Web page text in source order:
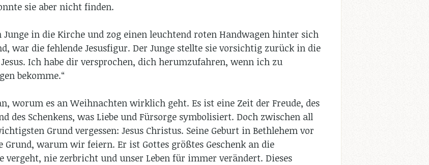
sie aber nicht finden.
in die Kirche und zog einen leuchtend roten Handwagen hinter sich
war die fehlende Jesusfigur. Der Junge stellte sie vorsichtig zurück in die
Ich habe dir versprochen, dich herumzufahren, wenn ich zu
bekomme.“
worum es an Weihnachten wirklich geht. Es ist eine Zeit der Freude, des
des Schenkens, was Liebe und Fürsorge symbolisiert. Doch zwischen all
Grund vergessen: Jesus Christus. Seine Geburt in Bethlehem vor
Grund, warum wir feiern. Er ist Gottes größtes Geschenk an die
vergeht, nie zerbricht und unser Leben für immer verändert. Dieses